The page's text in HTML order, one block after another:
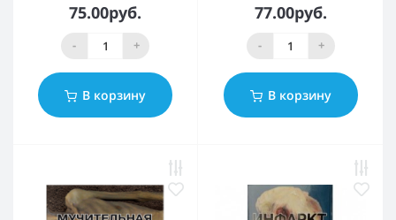
75.00руб.
- +
В корзину
77.00руб.
- +
В корзину